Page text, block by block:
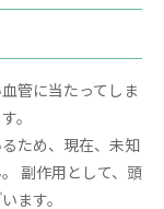
管に当たってしま
。
ため、現在、未知
副作用として、頭
ます。